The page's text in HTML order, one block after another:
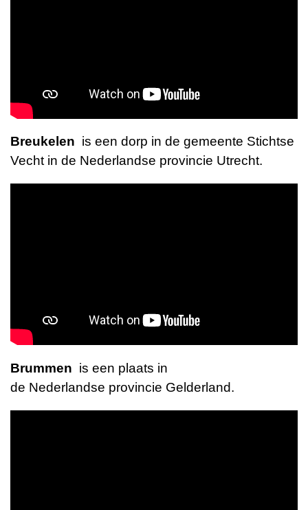
Breukelen is een dorp in de gemeente Stichtse
Vecht in de Nederlandse provincie Utrecht.
Brummen is een plaats in
de Nederlandse provincie Gelderland.